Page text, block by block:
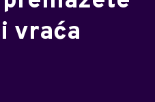
vraća